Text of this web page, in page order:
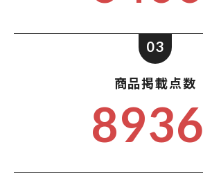
03
商品掲載点数
8936